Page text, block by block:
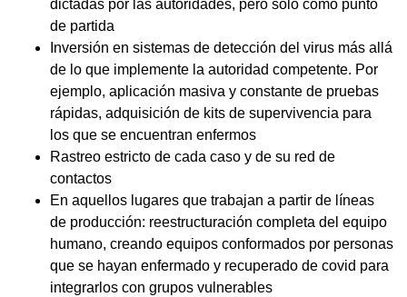
dictadas por las autoridades, pero sólo como punto
de partida
Inversión en sistemas de detección del virus más allá
de lo que implemente la autoridad competente. Por
ejemplo, aplicación masiva y constante de pruebas
rápidas, adquisición de kits de supervivencia para
los que se encuentran enfermos
Rastreo estricto de cada caso y de su red de
contactos
En aquellos lugares que trabajan a partir de líneas
de producción: reestructuración completa del equipo
humano, creando equipos conformados por personas
que se hayan enfermado y recuperado de covid para
integrarlos con grupos vulnerables